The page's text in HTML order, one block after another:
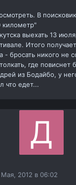
В
километр"
выехать 13
Итого
- бросать никого не
где повиснет
из Бодайбо, у
что едет...
Мая, 2012 в 06:02